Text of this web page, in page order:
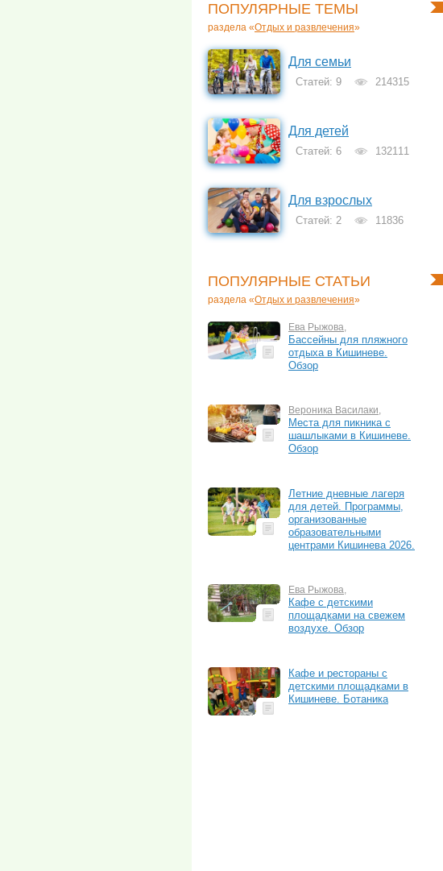
ПОПУЛЯРНЫЕ ТЕМЫ
раздела «Отдых и развлечения»
Для семьи
Статей: 9 214315
Для детей
Статей: 6 132111
Для взрослых
Статей: 2 11836
ПОПУЛЯРНЫЕ СТАТЬИ
раздела «Отдых и развлечения»
Ева Рыжова,
Бассейны для пляжного
отдыха в Кишиневе.
Обзор
Вероника Василаки,
Места для пикника с
шашлыками в Кишиневе.
Обзор
Летние дневные лагеря
для детей. Программы,
организованные
образовательными
центрами Кишинева 2026.
Ева Рыжова,
Кафе с детскими
площадками на свежем
воздухе. Обзор
Кафе и рестораны с
детскими площадками в
Кишиневе. Ботаника